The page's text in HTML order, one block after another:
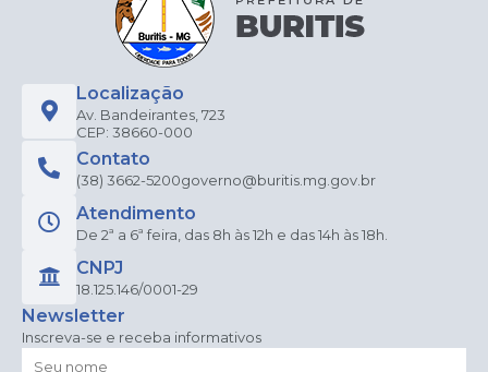
Localização
Av. Bandeirantes, 723
CEP: 38660-000
Contato
(38) 3662-5200governo@buritis.mg.gov.br
Atendimento
De 2ª a 6ª feira, das 8h às 12h e das 14h às 18h.
CNPJ
18.125.146/0001-29
Newsletter
Inscreva-se e receba informativos